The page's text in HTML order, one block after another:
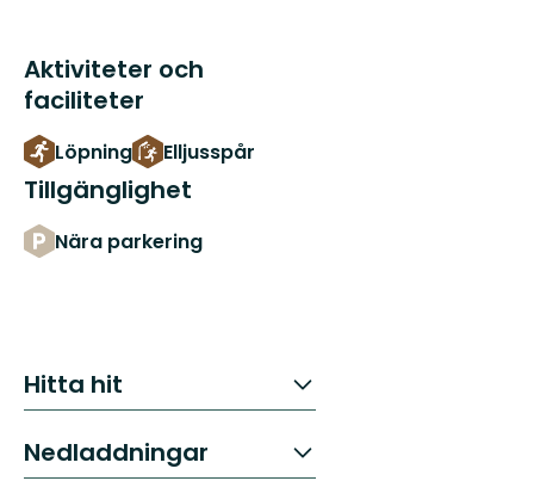
Aktiviteter och
faciliteter
Löpning Elljusspår
Tillgänglighet
Nära parkering
Hitta hit
Nedladdningar